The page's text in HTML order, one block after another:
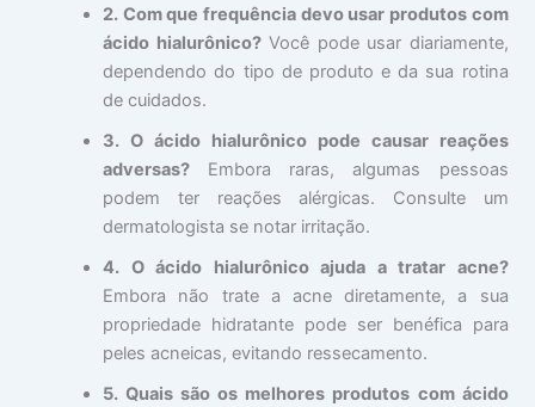
2. Com que frequência devo usar produtos com
ácido hialurônico?Você pode usar diariamente,
dependendo do tipo de produto e da sua rotina
de cuidados.
3. O ácido hialurônico pode causar reações
adversas? Embora raras, algumas pessoas
podem ter reações alérgicas. Consulte um
dermatologista se notar irritação.
4. O ácido hialurônico ajuda a tratar acne?
Embora não trate a acne diretamente, a sua
propriedade hidratante pode ser benéfica para
peles acneicas, evitando ressecamento.
5. Quais são os melhores produtos com ácido